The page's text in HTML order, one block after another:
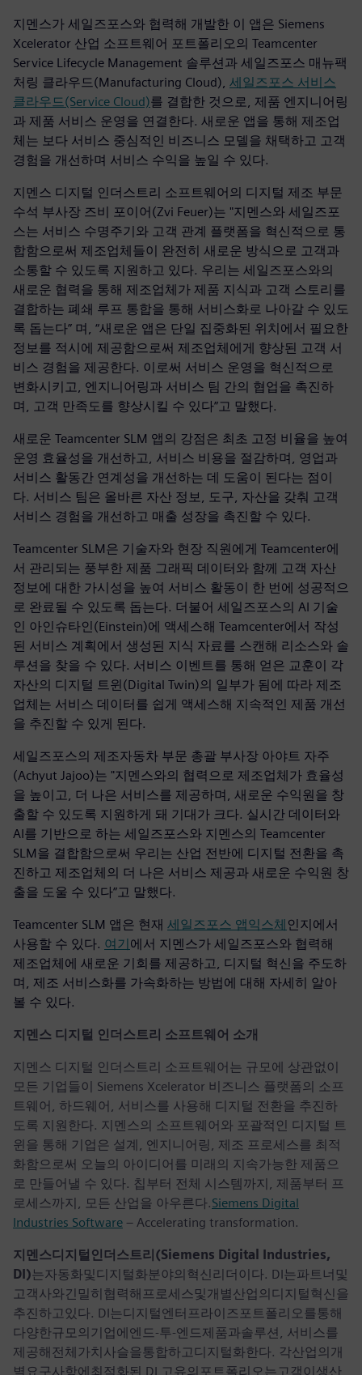
지멘스가 세일즈포스와 협력해 개발한 이 앱은 Siemens
Xcelerator 산업 소프트웨어 포트폴리오의 Teamcenter
Service Lifecycle Management 솔루션과 세일즈포스 매뉴팩
처링 클라우드(Manufacturing Cloud), 세일즈포스 서비스
클라우드(Service Cloud)를 결합한 것으로, 제품 엔지니어링
과 제품 서비스 운영을 연결한다. 새로운 앱을 통해 제조업
체는 보다 서비스 중심적인 비즈니스 모델을 채택하고 고객
경험을 개선하며 서비스 수익을 높일 수 있다.
지멘스 디지털 인더스트리 소프트웨어의 디지털 제조 부문
수석 부사장 즈비 포이어(Zvi Feuer)는 "지멘스와 세일즈포
스는 서비스 수명주기와 고객 관계 플랫폼을 혁신적으로 통
합함으로써 제조업체들이 완전히 새로운 방식으로 고객과
소통할 수 있도록 지원하고 있다. 우리는 세일즈포스와의
새로운 협력을 통해 제조업체가 제품 지식과 고객 스토리를
결합하는 폐쇄 루프 통합을 통해 서비스화로 나아갈 수 있도
록 돕는다” 며, “새로운 앱은 단일 집중화된 위치에서 필요한
정보를 적시에 제공함으로써 제조업체에게 향상된 고객 서
비스 경험을 제공한다. 이로써 서비스 운영을 혁신적으로
변화시키고, 엔지니어링과 서비스 팀 간의 협업을 촉진하
며, 고객 만족도를 향상시킬 수 있다”고 말했다.
새로운 Teamcenter SLM 앱의 강점은 최초 고정 비율을 높여
운영 효율성을 개선하고, 서비스 비용을 절감하며, 영업과
서비스 활동간 연계성을 개선하는 데 도움이 된다는 점이
다. 서비스 팀은 올바른 자산 정보, 도구, 자산을 갖춰 고객
서비스 경험을 개선하고 매출 성장을 촉진할 수 있다.
Teamcenter SLM은 기술자와 현장 직원에게 Teamcenter에
서 관리되는 풍부한 제품 그래픽 데이터와 함께 고객 자산
정보에 대한 가시성을 높여 서비스 활동이 한 번에 성공적으
로 완료될 수 있도록 돕는다. 더불어 세일즈포스의 AI 기술
인 아인슈타인(Einstein)에 액세스해 Teamcenter에서 작성
된 서비스 계획에서 생성된 지식 자료를 스캔해 리소스와 솔
루션을 찾을 수 있다. 서비스 이벤트를 통해 얻은 교훈이 각
자산의 디지털 트윈(Digital Twin)의 일부가 됨에 따라 제조
업체는 서비스 데이터를 쉽게 액세스해 지속적인 제품 개선
을 추진할 수 있게 된다.
세일즈포스의 제조자동차 부문 총괄 부사장 아야트 자주
(Achyut Jajoo)는 "지멘스와의 협력으로 제조업체가 효율성
을 높이고, 더 나은 서비스를 제공하며, 새로운 수익원을 창
출할 수 있도록 지원하게 돼 기대가 크다. 실시간 데이터와
AI를 기반으로 하는 세일즈포스와 지멘스의 Teamcenter
SLM을 결합함으로써 우리는 산업 전반에 디지털 전환을 촉
진하고 제조업체의 더 나은 서비스 제공과 새로운 수익원 창
출을 도울 수 있다”고 말했다.
Teamcenter SLM 앱은 현재 세일즈포스 앱익스체 인지에서
사용할 수 있다. 여기에서 지멘스가 세일즈포스와 협력해
제조업체에 새로운 기회를 제공하고, 디지털 혁신을 주도하
며, 제조 서비스화를 가속화하는 방법에 대해 자세히 알아
볼 수 있다.
지멘스 디지털 인더스트리 소프트웨어 소개
지멘스 디지털 인더스트리 소프트웨어는 규모에 상관없이
모든 기업들이 Siemens Xcelerator 비즈니스 플랫폼의 소프
트웨어, 하드웨어, 서비스를 사용해 디지털 전환을 추진하
도록 지원한다. 지멘스의 소프트웨어와 포괄적인 디지털 트
윈을 통해 기업은 설계, 엔지니어링, 제조 프로세스를 최적
화함으로써 오늘의 아이디어를 미래의 지속가능한 제품으
로 만들어낼 수 있다. 칩부터 전체 시스템까지, 제품부터 프
로세스까지, 모든 산업을 아우른다.Siemens Digital
Industries Software – Accelerating transformation.
지멘스디지털인더스트리(Siemens Digital Industries,
DI)는자동화및디지털화분야의혁신리더이다. DI는파트너및
고객사와긴밀히협력해프로세스및개별산업의디지털혁신을
추진하고있다. DI는디지털엔터프라이즈포트폴리오를통해
다양한규모의기업에엔드-투-엔드제품과솔루션, 서비스를
제공해전체가치사슬을통합하고디지털화한다. 각산업의개
별요구사항에최적화된 DI 고유의포트폴리오는고객이생산